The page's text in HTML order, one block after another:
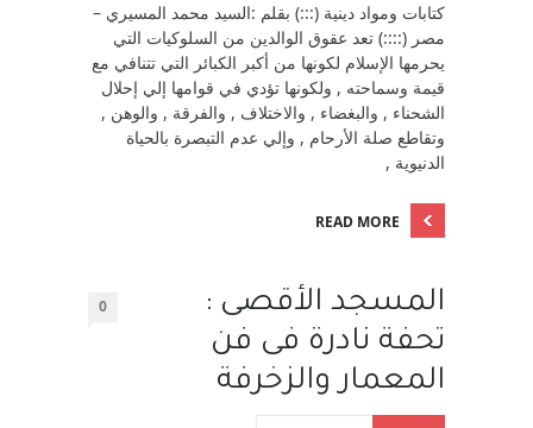
كتابات ومواد دينية (:::) بقلم :السيد محمد المسيري –
مصر (::::) تعد عقوق الوالدين من السلوكيات التي
يحرمها الإسلام لكونها من أكبر الكبائر التي تتنافي مع
قيمة وسماحته , ولكونها تؤدي في قوامها إلي إحلال
الشحناء , والبغضاء , والاختلاف , والفرقة , والوهن ,
وتقاطع صلة الأرحام , وإلي عدم التبصرة بالحياة
الدنيوية ,
READ MORE
المسجد الأقصى :
تحفة نادرة فى فن
المعمار والزخرفة
0